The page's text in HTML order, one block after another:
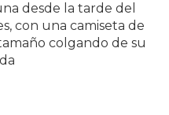
desde la tarde del
con una camiseta de
colgando de su